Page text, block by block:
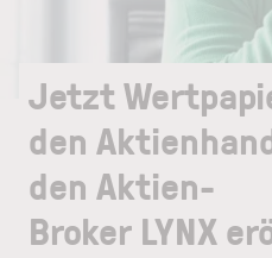
Jetzt
den
den Aktien-
Broker LYNX